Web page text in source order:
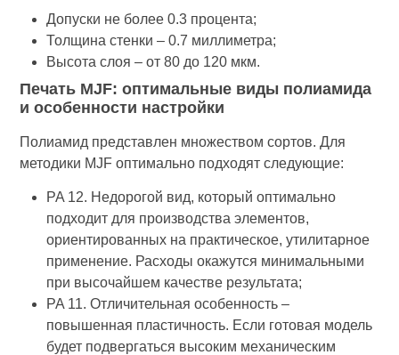
Допуски не более 0.3 процента;
Толщина стенки – 0.7 миллиметра;
Высота слоя – от 80 до 120 мкм.
Печать MJF: оптимальные виды полиамида
и особенности настройки
Полиамид представлен множеством сортов. Для
методики MJF оптимально подходят следующие:
PA 12. Недорогой вид, который оптимально
подходит для производства элементов,
ориентированных на практическое, утилитарное
применение. Расходы окажутся минимальными
при высочайшем качестве результата;
PA 11. Отличительная особенность –
повышенная пластичность. Если готовая модель
будет подвергаться высоким механическим